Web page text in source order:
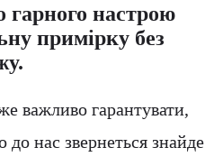
гарного настрою
примірку без
важливо гарантувати,
нас звернеться знайде